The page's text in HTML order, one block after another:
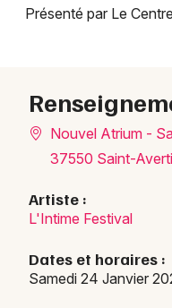
Sorties & loisirs
Festival dans le
Festival dans le
Newsletter des
Présenté par Le
Nouvel Atrium -
37550 Saint-
Artiste :
L'Intime Festival
Dates et horaires :
Samedi 24 Janvier